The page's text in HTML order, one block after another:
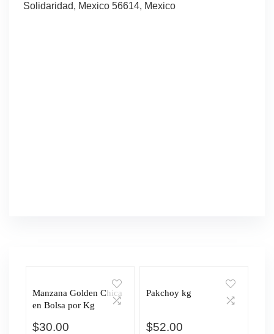
Solidaridad, Mexico 56614, Mexico
Manzana Golden Chica
en Bolsa por Kg
$30.00
Pakchoy kg
$52.00